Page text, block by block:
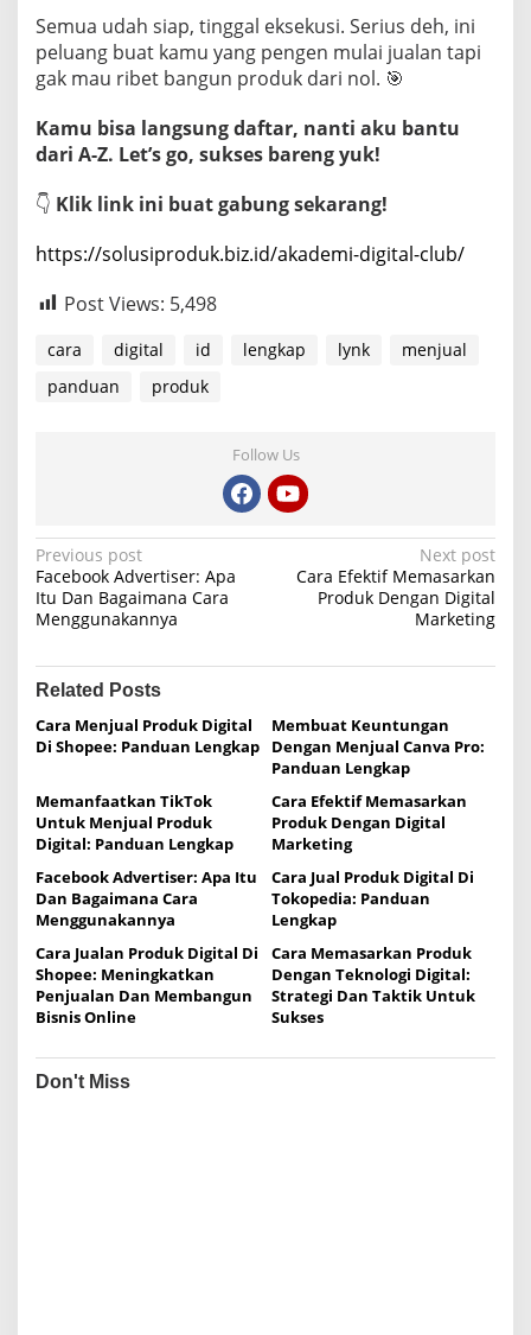
Semua udah siap, tinggal eksekusi. Serius deh, ini
peluang buat kamu yang pengen mulai jualan tapi
gak mau ribet bangun produk dari nol. 🎯
Kamu bisa langsung daftar, nanti aku bantu
dari A-Z. Let’s go, sukses bareng yuk!
👇 Klik link ini buat gabung sekarang!
https://solusiproduk.biz.id/akademi-digital-club/
Post Views: 5,498
cara digital id lengkap lynk
menjual
panduan
produk
Follow Us
P
o
s
t
n
a
v
i
g
a
t
i
o
n
Previous post
Facebook Advertiser: Apa
Itu Dan Bagaimana Cara
Menggunakannya
Next post
Cara Efektif Memasarkan
Produk Dengan Digital
Marketing
Related Posts
Cara Menjual Produk Digital
Di Shopee: Panduan Lengkap
Membuat Keuntungan
Dengan Menjual Canva Pro:
Panduan Lengkap
Memanfaatkan TikTok
Untuk Menjual Produk
Digital: Panduan Lengkap
Cara Efektif Memasarkan
Produk Dengan Digital
Marketing
Facebook Advertiser: Apa Itu
Dan Bagaimana Cara
Menggunakannya
Cara Jual Produk Digital Di
Tokopedia: Panduan
Lengkap
Cara Jualan Produk Digital Di
Shopee: Meningkatkan
Penjualan Dan Membangun
Bisnis Online
Cara Memasarkan Produk
Dengan Teknologi Digital:
Strategi Dan Taktik Untuk
Sukses
Don't Miss